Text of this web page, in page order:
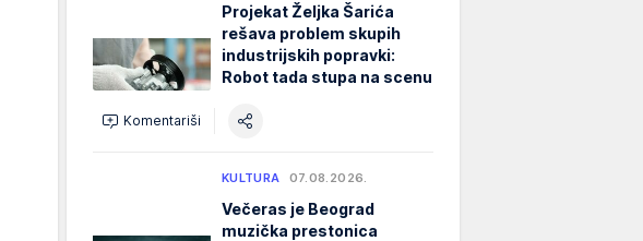
Projekat Željka Šarića
rešava problem skupih
industrijskih popravki:
Robot tada stupa na scenu
Komentariši
KULTURA 07.08.2026.
Večeras je Beograd
muzička prestonica